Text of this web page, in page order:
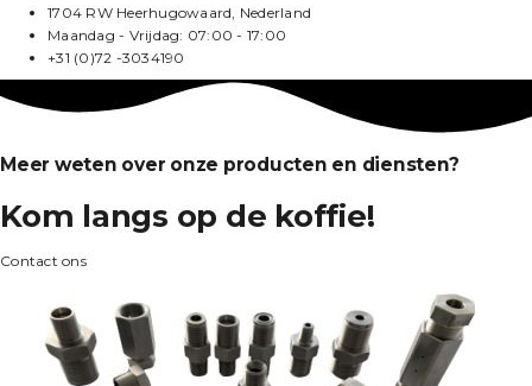
1704 RW Heerhugowaard, Nederland
Maandag - Vrijdag: 07:00 - 17:00
+31 (0)72 -3034190
Meer weten over onze producten en diensten?
Kom langs op de koffie!
Contact ons